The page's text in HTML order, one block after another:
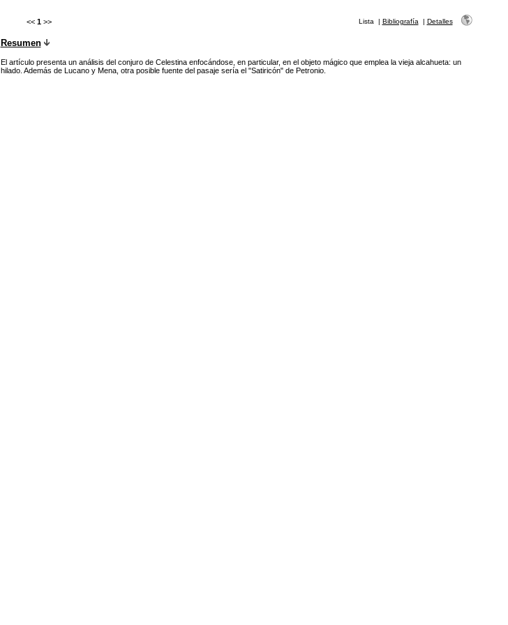
<< 1 >> Lista | Bibliografía | Detalles
Resumen
El artículo presenta un análisis del conjuro de Celestina enfocándose, en particular, en el objeto mágico que emplea la vieja alcahueta: un
hilado. Además de Lucano y Mena, otra posible fuente del pasaje sería el "Satiricón" de Petronio.